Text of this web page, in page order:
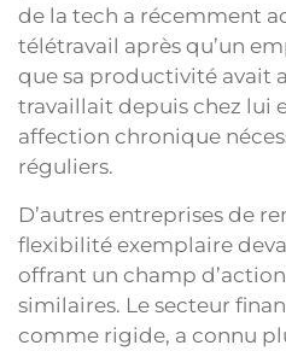
de la tech a récemment
télétravail après qu’un
que sa productivité avait
travaillait depuis chez lui
affection chronique
réguliers.
D’autres entreprises de
flexibilité exemplaire
offrant un champ
similaires. Le secteur
comme rigide, a connu